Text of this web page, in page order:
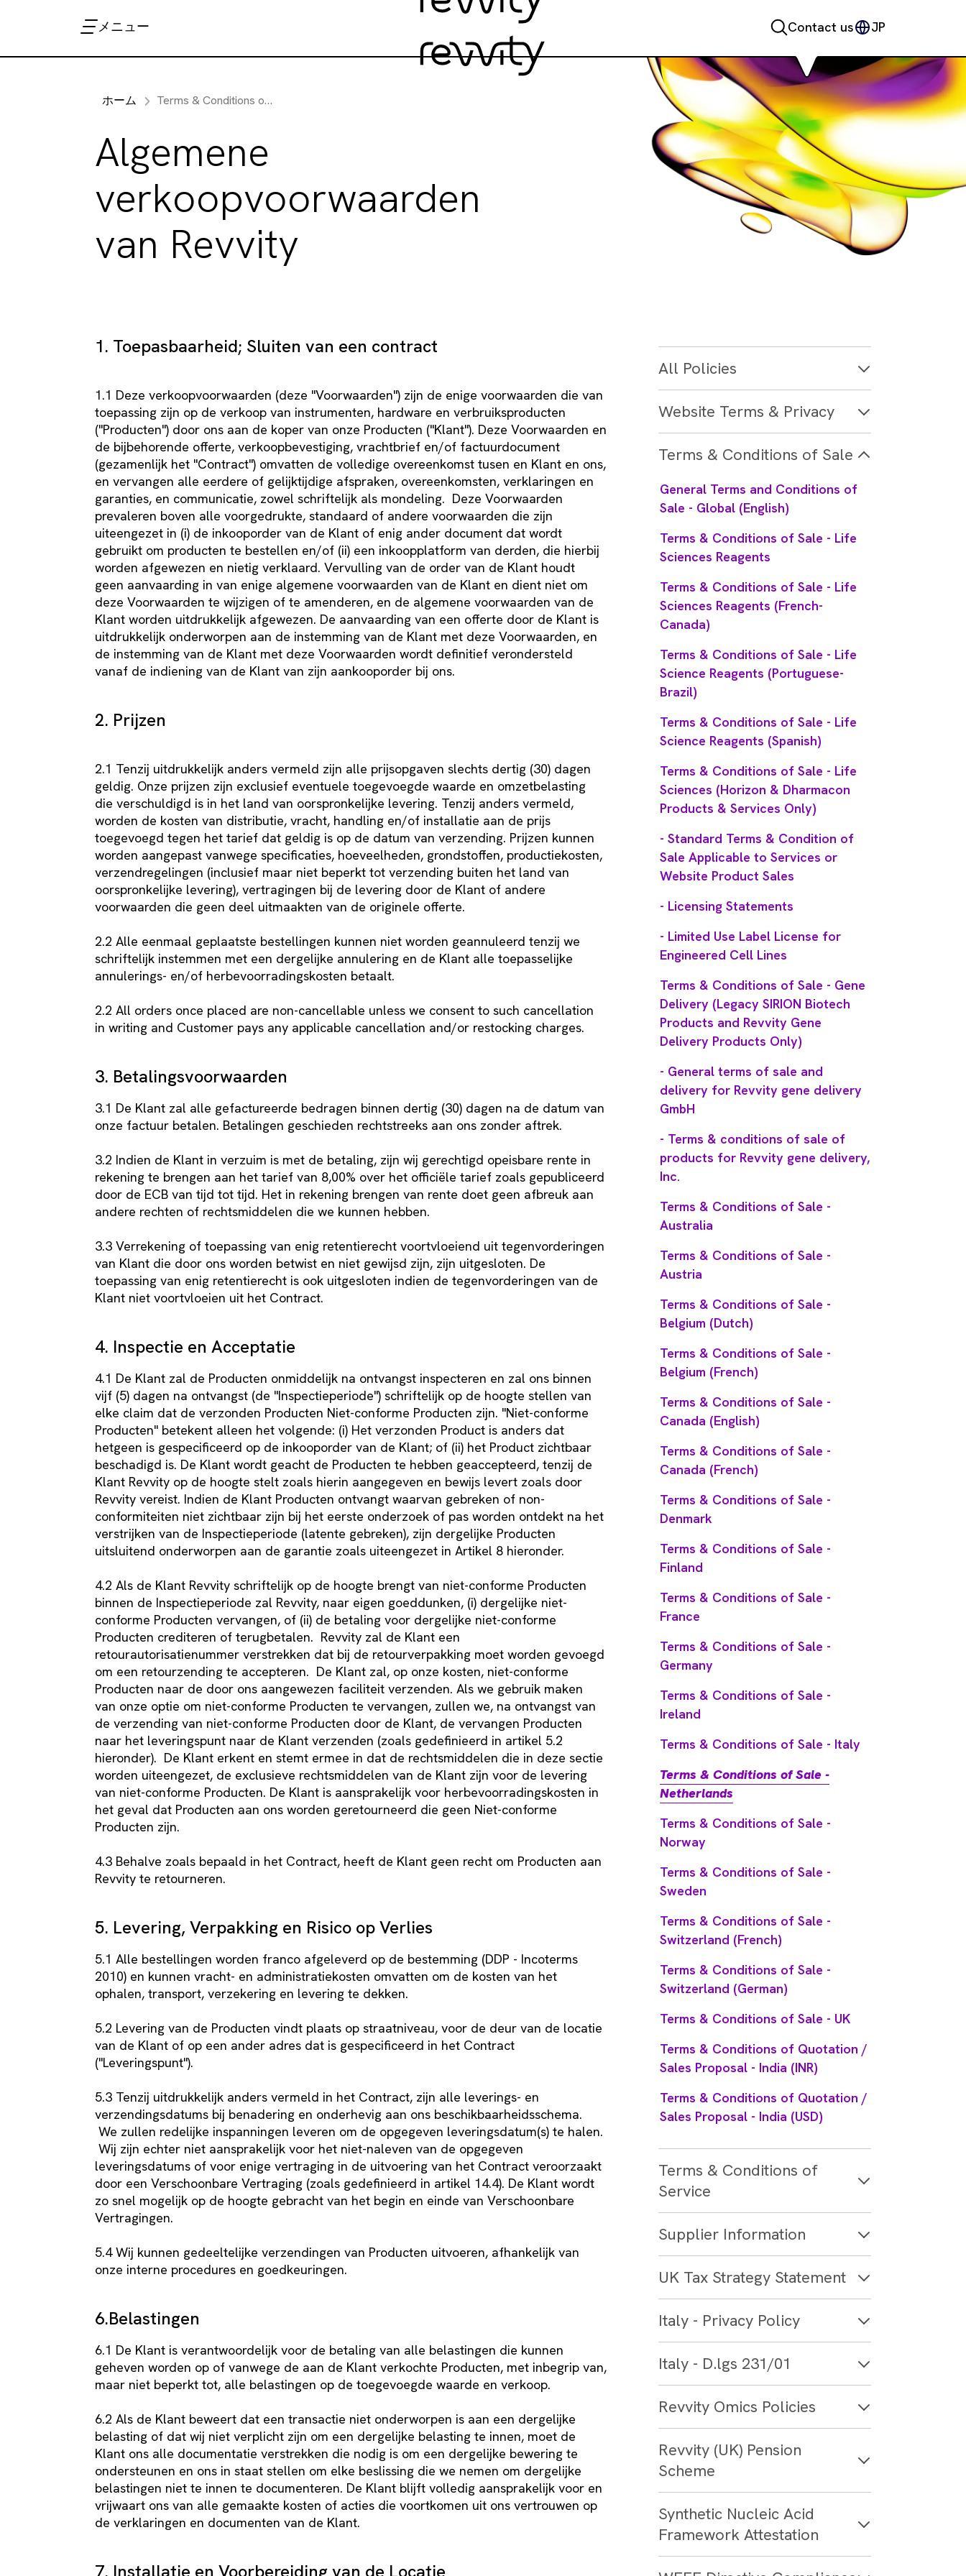
メニュー Contact us JP
ホーム Terms & Conditions of Sale Netherlands Dutch
Algemene
verkoopvoorwaarden
van Revvity
1. Toepasbaarheid; Sluiten van een contract
1.1 Deze verkoopvoorwaarden (deze "Voorwaarden") zijn de enige voorwaarden die van
toepassing zijn op de verkoop van instrumenten, hardware en verbruiksproducten
("Producten") door ons aan de koper van onze Producten ("Klant"). Deze Voorwaarden en
de bijbehorende offerte, verkoopbevestiging, vrachtbrief en/of factuurdocument
(gezamenlijk het "Contract") omvatten de volledige overeenkomst tusen en Klant en ons,
en vervangen alle eerdere of gelijktijdige afspraken, overeenkomsten, verklaringen en
garanties, en communicatie, zowel schriftelijk als mondeling. Deze Voorwaarden
prevaleren boven alle voorgedrukte, standaard of andere voorwaarden die zijn
uiteengezet in (i) de inkooporder van de Klant of enig ander document dat wordt
gebruikt om producten te bestellen en/of (ii) een inkoopplatform van derden, die hierbij
worden afgewezen en nietig verklaard. Vervulling van de order van de Klant houdt
geen aanvaarding in van enige algemene voorwaarden van de Klant en dient niet om
deze Voorwaarden te wijzigen of te amenderen, en de algemene voorwaarden van de
Klant worden uitdrukkelijk afgewezen. De aanvaarding van een offerte door de Klant is
uitdrukkelijk onderworpen aan de instemming van de Klant met deze Voorwaarden, en
de instemming van de Klant met deze Voorwaarden wordt definitief verondersteld
vanaf de indiening van de Klant van zijn aankooporder bij ons.
2. Prijzen
2.1 Tenzij uitdrukkelijk anders vermeld zijn alle prijsopgaven slechts dertig (30) dagen
geldig. Onze prijzen zijn exclusief eventuele toegevoegde waarde en omzetbelasting
die verschuldigd is in het land van oorspronkelijke levering. Tenzij anders vermeld,
worden de kosten van distributie, vracht, handling en/of installatie aan de prijs
toegevoegd tegen het tarief dat geldig is op de datum van verzending. Prijzen kunnen
worden aangepast vanwege specificaties, hoeveelheden, grondstoffen, productiekosten,
verzendregelingen (inclusief maar niet beperkt tot verzending buiten het land van
oorspronkelijke levering), vertragingen bij de levering door de Klant of andere
voorwaarden die geen deel uitmaakten van de originele offerte.
2.2 Alle eenmaal geplaatste bestellingen kunnen niet worden geannuleerd tenzij we
schriftelijk instemmen met een dergelijke annulering en de Klant alle toepasselijke
annulerings- en/of herbevoorradingskosten betaalt.
2.2 All orders once placed are non-cancellable unless we consent to such cancellation
in writing and Customer pays any applicable cancellation and/or restocking charges.
3. Betalingsvoorwaarden
3.1 De Klant zal alle gefactureerde bedragen binnen dertig (30) dagen na de datum van
onze factuur betalen. Betalingen geschieden rechtstreeks aan ons zonder aftrek.
3.2 Indien de Klant in verzuim is met de betaling, zijn wij gerechtigd opeisbare rente in
rekening te brengen aan het tarief van 8,00% over het officiële tarief zoals gepubliceerd
door de ECB van tijd tot tijd. Het in rekening brengen van rente doet geen afbreuk aan
andere rechten of rechtsmiddelen die we kunnen hebben.
3.3 Verrekening of toepassing van enig retentierecht voortvloeiend uit tegenvorderingen
van Klant die door ons worden betwist en niet gewijsd zijn, zijn uitgesloten. De
toepassing van enig retentierecht is ook uitgesloten indien de tegenvorderingen van de
Klant niet voortvloeien uit het Contract.
4. Inspectie en Acceptatie
4.1 De Klant zal de Producten onmiddelijk na ontvangst inspecteren en zal ons binnen
vijf (5) dagen na ontvangst (de "Inspectieperiode") schriftelijk op de hoogte stellen van
elke claim dat de verzonden Producten Niet-conforme Producten zijn. "Niet-conforme
Producten" betekent alleen het volgende: (i) Het verzonden Product is anders dat
hetgeen is gespecificeerd op de inkooporder van de Klant; of (ii) het Product zichtbaar
beschadigd is. De Klant wordt geacht de Producten te hebben geaccepteerd, tenzij de
Klant Revvity op de hoogte stelt zoals hierin aangegeven en bewijs levert zoals door
Revvity vereist. Indien de Klant Producten ontvangt waarvan gebreken of non-
conformiteiten niet zichtbaar zijn bij het eerste onderzoek of pas worden ontdekt na het
verstrijken van de Inspectieperiode (latente gebreken), zijn dergelijke Producten
uitsluitend onderworpen aan de garantie zoals uiteengezet in Artikel 8 hieronder.
4.2 Als de Klant Revvity schriftelijk op de hoogte brengt van niet-conforme Producten
binnen de Inspectieperiode zal Revvity, naar eigen goeddunken, (i) dergelijke niet-
conforme Producten vervangen, of (ii) de betaling voor dergelijke niet-conforme
Producten crediteren of terugbetalen. Revvity zal de Klant een
retourautorisatienummer verstrekken dat bij de retourverpakking moet worden gevoegd
om een retourzending te accepteren. De Klant zal, op onze kosten, niet-conforme
Producten naar de door ons aangewezen faciliteit verzenden. Als we gebruik maken
van onze optie om niet-conforme Producten te vervangen, zullen we, na ontvangst van
de verzending van niet-conforme Producten door de Klant, de vervangen Producten
naar het leveringspunt naar de Klant verzenden (zoals gedefinieerd in artikel 5.2
hieronder). De Klant erkent en stemt ermee in dat de rechtsmiddelen die in deze sectie
worden uiteengezet, de exclusieve rechtsmiddelen van de Klant zijn voor de levering
van niet-conforme Producten. De Klant is aansprakelijk voor herbevoorradingskosten in
het geval dat Producten aan ons worden geretourneerd die geen Niet-conforme
Producten zijn.
4.3 Behalve zoals bepaald in het Contract, heeft de Klant geen recht om Producten aan
Revvity te retourneren.
5. Levering, Verpakking en Risico op Verlies
5.1 Alle bestellingen worden franco afgeleverd op de bestemming (DDP - Incoterms
2010) en kunnen vracht- en administratiekosten omvatten om de kosten van het
ophalen, transport, verzekering en levering te dekken.
5.2 Levering van de Producten vindt plaats op straatniveau, voor de deur van de locatie
van de Klant of op een ander adres dat is gespecificeerd in het Contract
("Leveringspunt").
5.3 Tenzij uitdrukkelijk anders vermeld in het Contract, zijn alle leverings- en
verzendingsdatums bij benadering en onderhevig aan ons beschikbaarheidsschema.
We zullen redelijke inspanningen leveren om de opgegeven leveringsdatum(s) te halen.
Wij zijn echter niet aansprakelijk voor het niet-naleven van de opgegeven
leveringsdatums of voor enige vertraging in de uitvoering van het Contract veroorzaakt
door een Verschoonbare Vertraging (zoals gedefinieerd in artikel 14.4). De Klant wordt
zo snel mogelijk op de hoogte gebracht van het begin en einde van Verschoonbare
Vertragingen.
5.4 Wij kunnen gedeeltelijke verzendingen van Producten uitvoeren, afhankelijk van
onze interne procedures en goedkeuringen.
6.Belastingen
6.1 De Klant is verantwoordelijk voor de betaling van alle belastingen die kunnen
geheven worden op of vanwege de aan de Klant verkochte Producten, met inbegrip van,
maar niet beperkt tot, alle belastingen op de toegevoegde waarde en verkoop.
6.2 Als de Klant beweert dat een transactie niet onderworpen is aan een dergelijke
belasting of dat wij niet verplicht zijn om een dergelijke belasting te innen, moet de
Klant ons alle documentatie verstrekken die nodig is om een dergelijke bewering te
ondersteunen en ons in staat stellen om elke beslissing die we nemen om dergelijke
belastingen niet te innen te documenteren. De Klant blijft volledig aansprakelijk voor en
vrijwaart ons van alle gemaakte kosten of acties die voortkomen uit ons vertrouwen op
de verklaringen en documenten van de Klant.
7. Installatie en Voorbereiding van de Locatie
All Policies
Website Terms & Privacy
Terms & Conditions of Sale
General Terms and Conditions of
Sale - Global (English)
Terms & Conditions of Sale - Life
Sciences Reagents
Terms & Conditions of Sale - Life
Sciences Reagents (French-
Canada)
Terms & Conditions of Sale - Life
Science Reagents (Portuguese-
Brazil)
Terms & Conditions of Sale - Life
Science Reagents (Spanish)
Terms & Conditions of Sale - Life
Sciences (Horizon & Dharmacon
Products & Services Only)
- Standard Terms & Condition of
Sale Applicable to Services or
Website Product Sales
- Licensing Statements
- Limited Use Label License for
Engineered Cell Lines
Terms & Conditions of Sale - Gene
Delivery (Legacy SIRION Biotech
Products and Revvity Gene
Delivery Products Only)
- General terms of sale and
delivery for Revvity gene delivery
GmbH
- Terms & conditions of sale of
products for Revvity gene delivery,
Inc.
Terms & Conditions of Sale -
Australia
Terms & Conditions of Sale -
Austria
Terms & Conditions of Sale -
Belgium (Dutch)
Terms & Conditions of Sale -
Belgium (French)
Terms & Conditions of Sale -
Canada (English)
Terms & Conditions of Sale -
Canada (French)
Terms & Conditions of Sale -
Denmark
Terms & Conditions of Sale -
Finland
Terms & Conditions of Sale -
France
Terms & Conditions of Sale -
Germany
Terms & Conditions of Sale -
Ireland
Terms & Conditions of Sale - Italy
Terms & Conditions of Sale -
Netherlands
Terms & Conditions of Sale -
Norway
Terms & Conditions of Sale -
Sweden
Terms & Conditions of Sale -
Switzerland (French)
Terms & Conditions of Sale -
Switzerland (German)
Terms & Conditions of Sale - UK
Terms & Conditions of Quotation /
Sales Proposal - India (INR)
Terms & Conditions of Quotation /
Sales Proposal - India (USD)
Terms & Conditions of
Service
Supplier Information
UK Tax Strategy Statement
Italy - Privacy Policy
Italy - D.lgs 231/01
Revvity Omics Policies
Revvity (UK) Pension
Scheme
Synthetic Nucleic Acid
Framework Attestation